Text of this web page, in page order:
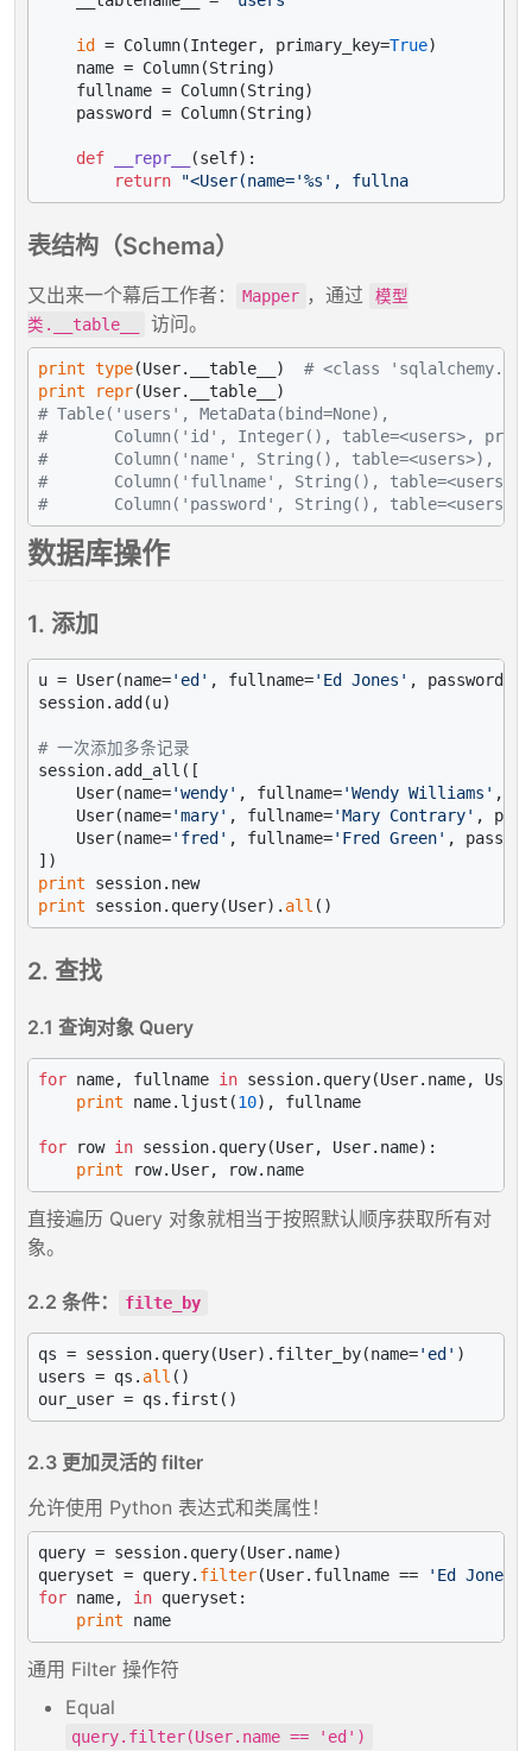
id = Column(Integer, primary_key=True)
    name = Column(String)
    fullname = Column(String)
    password = Column(String)
def __repr__ (self):
return
表结构（Schema）
又出来一个幕后工作者： Mapper ，通过
模型
类.__table__
访问。
print type(User.__table__) # <class
print
repr
# Table('users', MetaData(bind=None),
#       Column('id', Integer(), table=<users>,
#       Column('name', String(), table=<users>),
#       Column('fullname', String(), table=<users>),
#       Column('password', String(), table=<users>),
数据库操作
1. 添加
u = User(name='ed' , fullname='Ed Jones' , password=
session.add(u)
# 一次添加多条记录
session.add_all([
    User(name=
'wendy' , fullname='Wendy Williams' ,
    User(name=
'mary' , fullname='Mary Contrary' ,
    User(name=
'fred' , fullname='Fred Green' ,
print
print session.query(User). all
2. 查找
2.1 查询对象 Query
for name, fullname in session.query(User.name,
print name.ljust(10), fullname
for row in session.query(User, User.name):
print
直接遍历 Query 对象就相当于按照默认顺序获取所有对
象。
2.2 条件： filte_by
qs = session.query(User).filter_by(name='ed' )
users = qs. all ()
2.3 更加灵活的 filter
允许使用 Python 表达式和类属性！
query = session.query(User.name)
queryset = query. filter(User.fullname ==
'Ed Jones'
for name, in queryset:
print
通用 Filter 操作符
Equal
query.filter(User.name == 'ed')